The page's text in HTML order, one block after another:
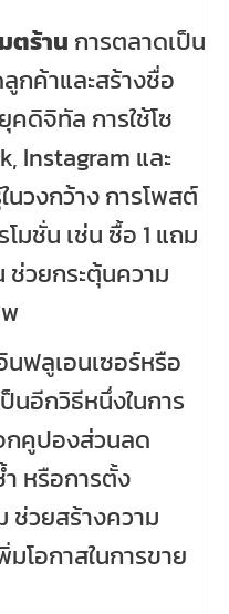
ตร้าน การตลาดเป็น
ค้าและสร้างชื่อ
คดิจิทัล การใช้โซ
Instagram และ
นวงกว้าง การโพสต์
มชั่น เช่น ซื้อ 1 แถม
ช่วยกระตุ้นความ
ฟลูเอนเซอร์หรือ
นอีกวิธีหนึ่งในการ
กคูปองส่วนลด
หรือการตั้ง
ช่วยสร้างความ
โอกาสในการขาย